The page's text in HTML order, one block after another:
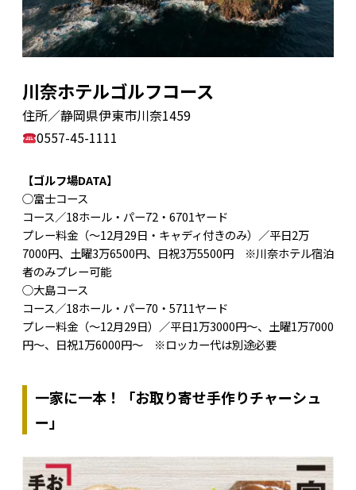
川奈ホテルゴルフコース
住所／静岡県伊東市川奈1459
0557-45-1111
【ゴルフ場DATA】
○富士コース
コース／18ホール・パー72・6701ヤード
プレー料金（～12月29日・キャディ付きのみ）／平日2万
7000円、土曜3万6500円、日祝3万5500円 ※川奈ホテル宿泊
者のみプレー可能
○大島コース
コース／18ホール・パー70・5711ヤード
プレー料金（～12月29日）／平日1万3000円～、土曜1万7000
円～、日祝1万6000円～ ※ロッカー代は別途必要
一家に一本！「お取り寄せ手作りチャーシュ
ー」